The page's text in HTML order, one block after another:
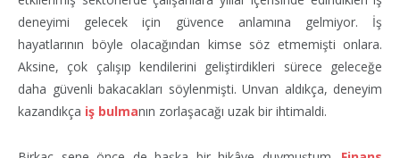
deneyimi gelecek için güvence anlamına gelmiyor. İş
hayatlarının böyle olacağından kimse söz etmemişti onlara.
Aksine, çok çalışıp kendilerini geliştirdikleri sürece geleceğe
daha güvenli bakacakları söylenmişti. Unvan aldıkça, deneyim
kazandıkça iş bulmanın zorlaşacağı uzak bir ihtimaldi.